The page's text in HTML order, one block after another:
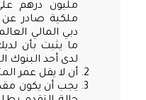
مليون درهم
ملكية صادر عن
دبي المالي
ما يثبت بأن
لدى أحد البنوك
أن لا يقل عمر
يجب أن يكون